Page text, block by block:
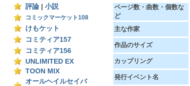
評論
小説
コミックマーケット108
けもケット
コミティア157
コミティア156
UNLIMITED EX
TOON MIX
オールヘイルセイバ
ページ数・曲数・個数な
ど
主な作家
作品のサイズ
カップリング
発行イベント名